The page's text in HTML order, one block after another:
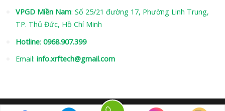
VPGD Miền Nam: Số 25/21 đường 17, Phường Linh Trung,
TP. Thủ Đức, Hồ Chí Minh
Hotline: 0968.907.399
Email: info.xrftech@gmail.com